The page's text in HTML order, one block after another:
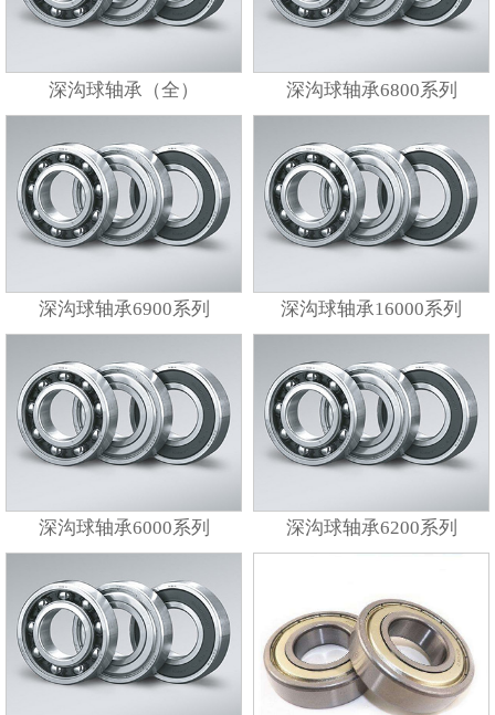
深沟球轴承（全） 深沟球轴承6800系列
深沟球轴承6900系列 深沟球轴承16000系列
深沟球轴承6000系列 深沟球轴承6200系列